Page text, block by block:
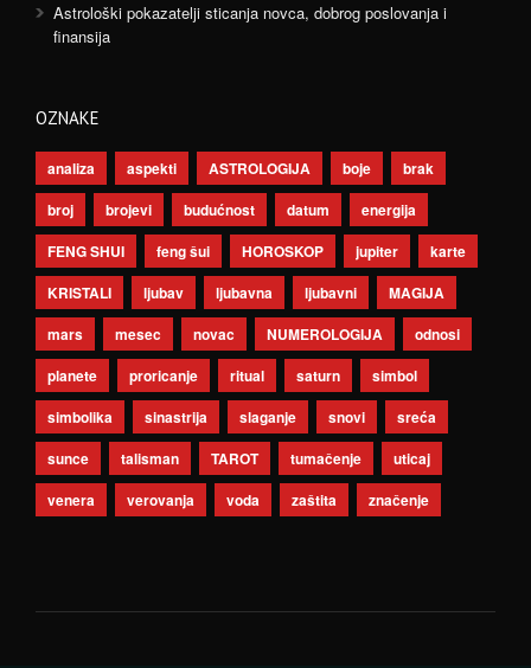
Astrološki pokazatelji sticanja novca, dobrog poslovanja i
finansija
OZNAKE
analiza aspekti ASTROLOGIJA boje
brak
broj
brojevi budućnost datum
energija
FENG SHUI
feng šui HOROSKOP jupiter
karte
KRISTALI
ljubav ljubavna ljubavni
MAGIJA
mars
mesec novac NUMEROLOGIJA
odnosi
planete
proricanje ritual saturn
simbol
simbolika
sinastrija slaganje snovi
sreća
sunce
talisman TAROT tumačenje
uticaj
venera
verovanja voda zaštita značenje